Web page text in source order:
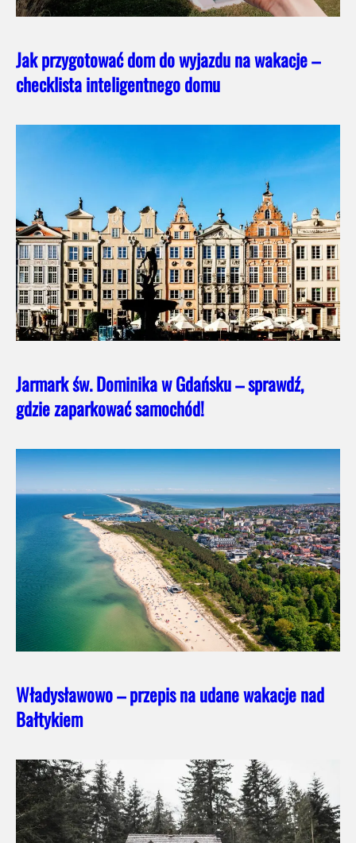
Jak przygotować dom do wyjazdu na wakacje –
checklista inteligentnego domu
Jarmark św. Dominika w Gdańsku – sprawdź,
gdzie zaparkować samochód!
Władysławowo – przepis na udane wakacje nad
Bałtykiem